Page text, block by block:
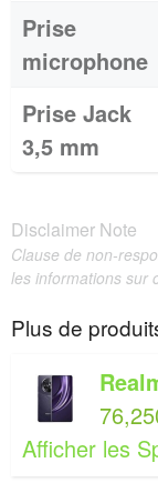
Prise
microphone
Prise Jack
3,5 mm
Disclaimer Note
Clause de non-
les informations sur
Plus de
Afficher les